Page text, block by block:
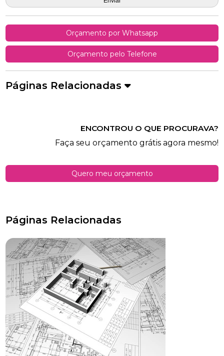
Orçamento por Whatsapp
Orçamento pelo Telefone
Páginas Relacionadas
ENCONTROU O QUE PROCURAVA?
Faça seu orçamento grátis agora mesmo!
Quero meu orçamento
Páginas Relacionadas